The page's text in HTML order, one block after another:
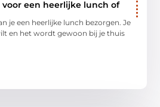
een heerlijke lunch of
je een heerlijke lunch bezorgen. Je
en het wordt gewoon bij je thuis